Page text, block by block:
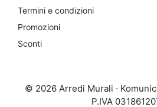
Termini e condizioni
Promozioni
Sconti
© 2026 Arredi Murali ·
P.IVA